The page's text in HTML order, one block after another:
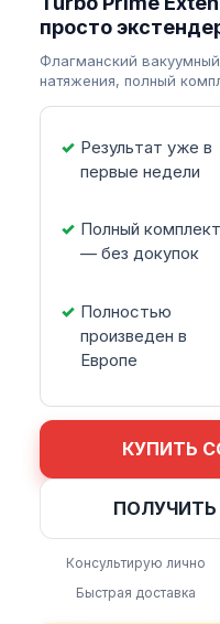
просто
Флагманский
натяжения, полный
Результат уже в
первые недели
Полный комплект
— без докупок
Полностью
произведен в
Европе
КУПИТЬ
Консультирую лично
Быстрая доставка